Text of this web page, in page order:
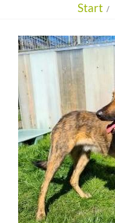
PENSION
INFOS
KONTAKT
BMT
Start